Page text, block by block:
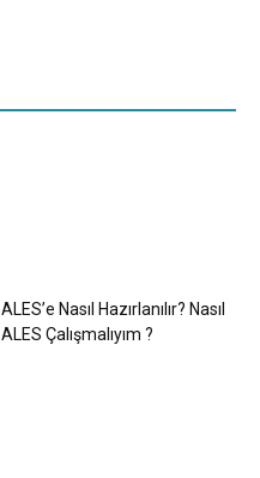
ALES’e Nasıl Hazırlanılır? Nasıl
ALES Çalışmalıyım ?